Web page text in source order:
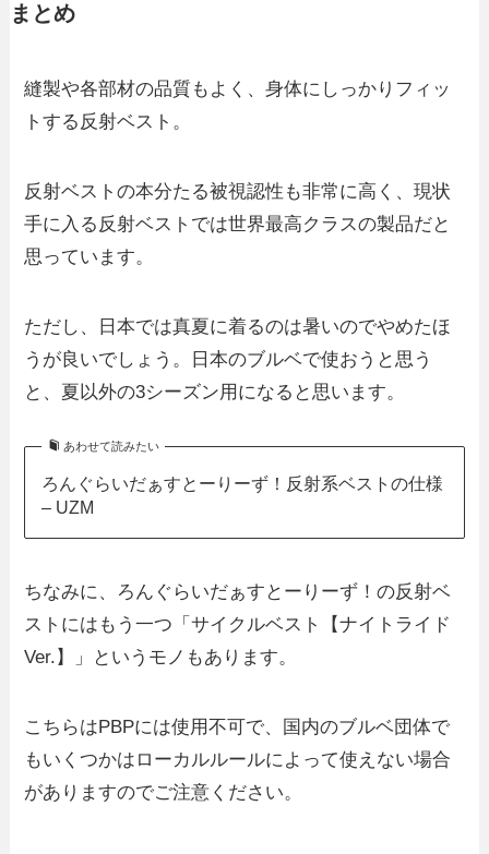
まとめ
縫製や各部材の品質もよく、身体にしっかりフィッ
トする反射ベスト。
反射ベストの本分たる被視認性も非常に高く、現状
手に入る反射ベストでは世界最高クラスの製品だと
思っています。
ただし、日本では真夏に着るのは暑いのでやめたほ
うが良いでしょう。日本のブルベで使おうと思う
と、夏以外の3シーズン用になると思います。
あわせて読みたい
ろんぐらいだぁすとーりーず！反射系ベストの仕様
– UZM
ちなみに、ろんぐらいだぁすとーりーず！の反射ベ
ストにはもう一つ「サイクルベスト【ナイトライド
Ver.】」というモノもあります。
こちらはPBPには使用不可で、国内のブルベ団体で
もいくつかはローカルルールによって使えない場合
がありますのでご注意ください。